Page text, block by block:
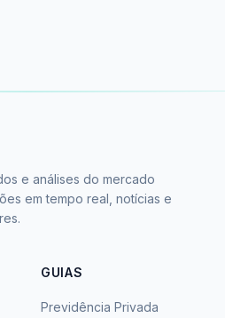
e análises do mercado
em tempo real, notícias e
GUIAS
Previdência Privada